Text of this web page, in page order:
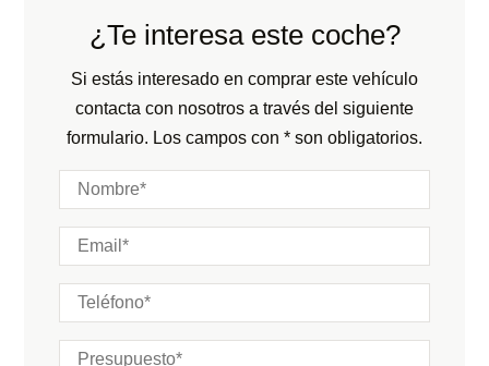
Potencia:265 CV
Marchas:
Negro
Color interior:Negro
Carrocería:N/D
Puertas:
Plazas:
¿Te interesa este coche?
Si estás interesado en comprar este vehículo
contacta con nosotros a través del siguiente
formulario. Los campos con * son obligatorios.